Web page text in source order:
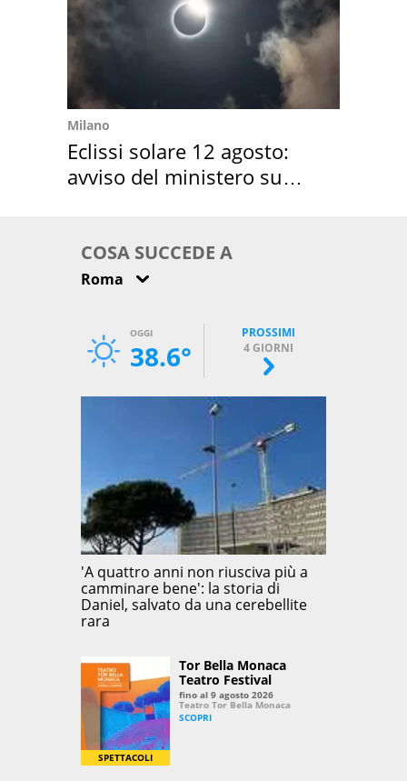
Milano
Eclissi solare 12 agosto:
avviso del ministero su